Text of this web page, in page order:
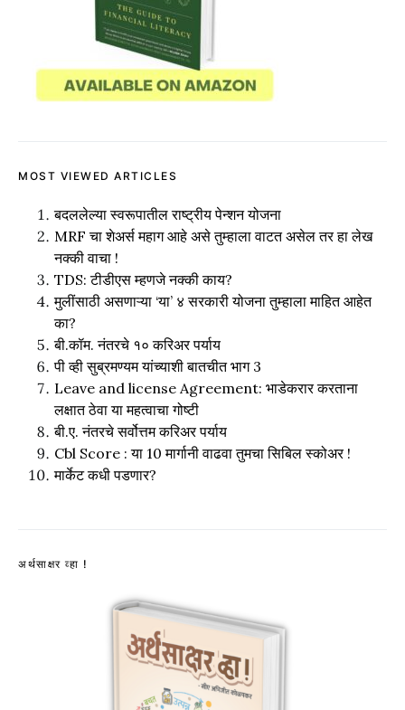
MOST VIEWED ARTICLES
बदललेल्या स्वरूपातील राष्ट्रीय पेन्शन योजना
MRF चा शेअर्स महाग आहे असे तुम्हाला वाटत असेल तर हा लेख
नक्की वाचा !
TDS: टीडीएस म्हणजे नक्की काय?
मुलींसाठी असणाऱ्या ‘या’ ४ सरकारी योजना तुम्हाला माहित आहेत
का?
बी.कॉम. नंतरचे १० करिअर पर्याय
पी व्ही सुब्रमण्यम यांच्याशी बातचीत भाग 3
Leave and license Agreement: भाडेकरार करताना
लक्षात ठेवा या महत्वाचा गोष्टी
बी.ए. नंतरचे सर्वोत्तम करिअर पर्याय
Cbl Score : या 10 मार्गानी वाढवा तुमचा सिबिल स्कोअर !
मार्केट कधी पडणार?
अर्थसाक्षर व्हा !